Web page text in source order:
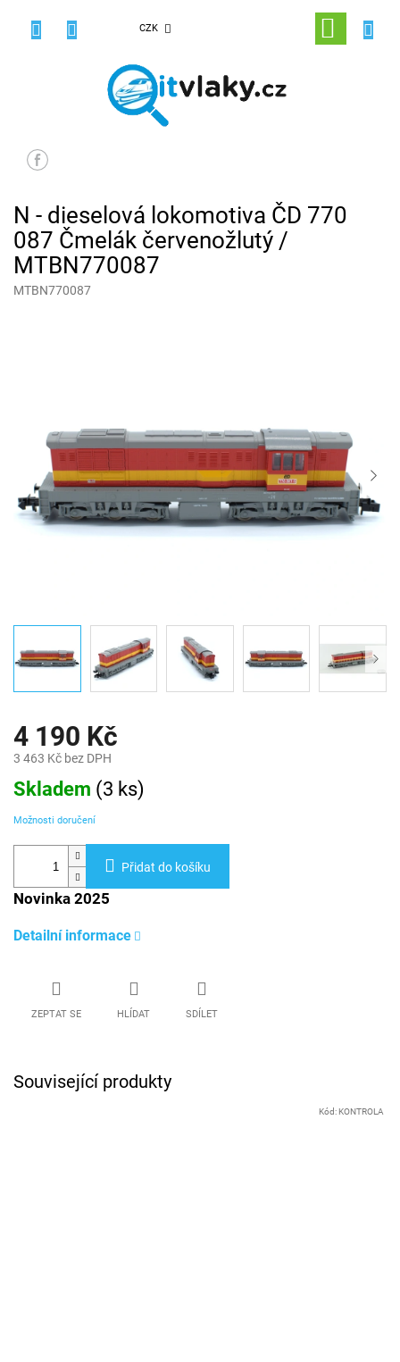
CZK
NÁKUPNÍ
KOŠÍK
N - dieselová lokomotiva ČD 770
087 Čmelák červenožlutý /
MTBN770087
MTBN770087
4 190 Kč
3 463 Kč bez DPH
Měrná
cena:
Skladem (3 ks)
Možnosti doručení
Přidat do košíku
Novinka 2025
Detailní informace
ZEPTAT SE HLÍDAT SDÍLET
Související produkty
Kód:KONTROLA